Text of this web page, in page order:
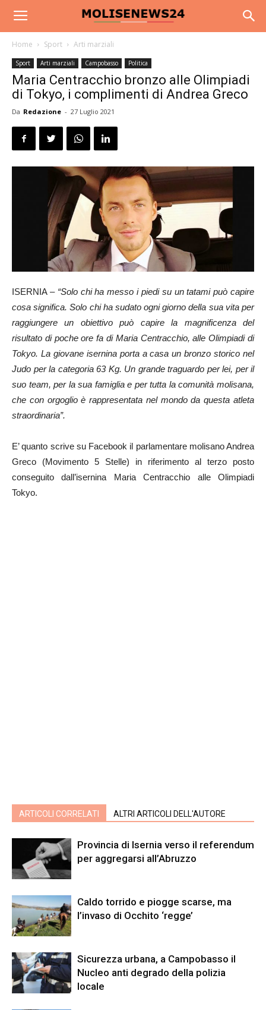
Home Sport Arti marziali
Sport Arti marziali Campobasso Politica
Maria Centracchio bronzo alle Olimpiadi
di Tokyo, i complimenti di Andrea Greco
Da Redazione - 27 Luglio 2021
ISERNIA – “Solo chi ha messo i piedi su un tatami può capire
cosa significa. Solo chi ha sudato ogni giorno della sua vita per
raggiungere un obiettivo può capire la magnificenza del
risultato di poche ore fa di Maria Centracchio, alle Olimpiadi di
Tokyo. La giovane isernina porta a casa un bronzo storico nel
Judo per la categoria 63 Kg. Un grande traguardo per lei, per il
suo team, per la sua famiglia e per tutta la comunità molisana,
che con orgoglio è rappresentata nel mondo da questa atleta
straordinaria”.
E’ quanto scrive su Facebook il parlamentare molisano Andrea
Greco (Movimento 5 Stelle) in riferimento al terzo posto
conseguito dall’isernina Maria Centracchio alle Olimpiadi
Tokyo.
ARTICOLI CORRELATI ALTRI ARTICOLI DELL'AUTORE
Provincia di Isernia verso il referendum
per aggregarsi all’Abruzzo
Caldo torrido e piogge scarse, ma
l’invaso di Occhito ‘regge’
Sicurezza urbana, a Campobasso il
Nucleo anti degrado della polizia
locale